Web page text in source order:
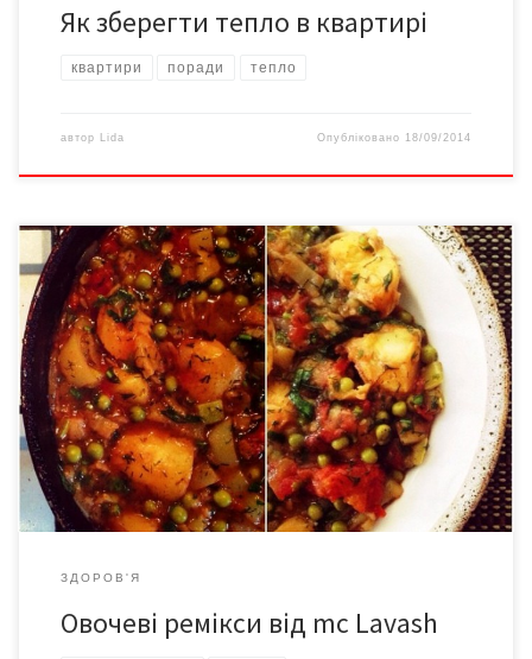
Як зберегти тепло в квартирі
квартири поради тепло
автор Lida Опубліковано 18/09/2014
Наразі mc Lavash перебуває у черговому овочевому періоді
(майже як Пікассо, тільки щодо харчів) і охоче розповідає про
ті страви, що йому вдаються. Отже чергова страва в стилі
Лечо. Угорці та болгари називають її «лечо», а кавказці –
аджеп-сандал, коли з баклажанами, і хоп-сандал – коли з
кабачками. Можна одразу […]
ЗДОРОВ'Я
Овочеві ремікси від mc Lavash